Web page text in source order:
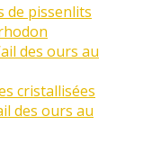
de pissenlits
des ours au
cristallisées
des ours au